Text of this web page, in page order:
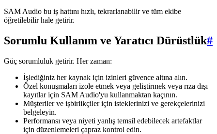
SAM Audio bu iş hattını hızlı, tekrarlanabilir ve tüm ekibe
öğretilebilir hale getirir.
Sorumlu Kullanım ve Yaratıcı Dürüstlük#
Güç sorumluluk getirir. Her zaman:
İşlediğiniz her kaynak için izinleri güvence altına alın.
Özel konuşmaları izole etmek veya geliştirmek veya rıza dışı
kayıtlar için SAM Audio'yu kullanmaktan kaçının.
Müşteriler ve işbirlikçiler için isteklerinizi ve gerekçelerinizi
belgeleyin.
Performansı veya niyeti yanlış temsil edebilecek artefaktlar
için düzenlemeleri çapraz kontrol edin.